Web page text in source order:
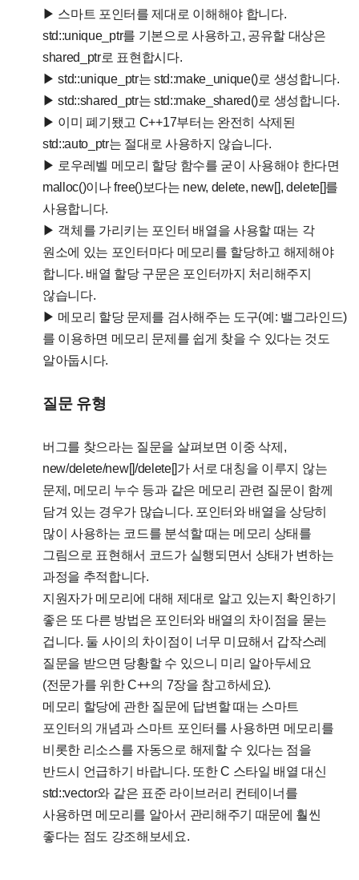
▶ 스마트 포인터를 제대로 이해해야 합니다.
std::unique_ptr를 기본으로 사용하고, 공유할 대상은
shared_ptr로 표현합시다.
▶ std::unique_ptr는 std::make_unique()로 생성합니다.
▶ std::shared_ptr는 std::make_shared()로 생성합니다.
▶ 이미 폐기됐고 C++17부터는 완전히 삭제된
std::auto_ptr는 절대로 사용하지 않습니다.
▶ 로우레벨 메모리 할당 함수를 굳이 사용해야 한다면
malloc()이나 free()보다는 new, delete, new[], delete[]를
사용합니다.
▶ 객체를 가리키는 포인터 배열을 사용할 때는 각
원소에 있는 포인터마다 메모리를 할당하고 해제해야
합니다. 배열 할당 구문은 포인터까지 처리해주지
않습니다.
▶ 메모리 할당 문제를 검사해주는 도구(예: 밸그라인드)
를 이용하면 메모리 문제를 쉽게 찾을 수 있다는 것도
알아둡시다.
질문 유형
버그를 찾으라는 질문을 살펴보면 이중 삭제,
new/delete/new[]/delete[]가 서로 대칭을 이루지 않는
문제, 메모리 누수 등과 같은 메모리 관련 질문이 함께
담겨 있는 경우가 많습니다. 포인터와 배열을 상당히
많이 사용하는 코드를 분석할 때는 메모리 상태를
그림으로 표현해서 코드가 실행되면서 상태가 변하는
과정을 추적합니다.
지원자가 메모리에 대해 제대로 알고 있는지 확인하기
좋은 또 다른 방법은 포인터와 배열의 차이점을 묻는
겁니다. 둘 사이의 차이점이 너무 미묘해서 갑작스레
질문을 받으면 당황할 수 있으니 미리 알아두세요
(전문가를 위한 C++의 7장을 참고하세요).
메모리 할당에 관한 질문에 답변할 때는 스마트
포인터의 개념과 스마트 포인터를 사용하면 메모리를
비롯한 리소스를 자동으로 해제할 수 있다는 점을
반드시 언급하기 바랍니다. 또한 C 스타일 배열 대신
std::vector와 같은 표준 라이브러리 컨테이너를
사용하면 메모리를 알아서 관리해주기 때문에 훨씬
좋다는 점도 강조해보세요.